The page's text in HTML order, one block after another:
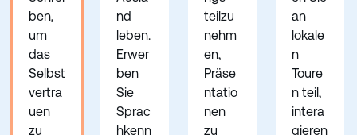
ben,
um
das
Selbst
vertra
uen
zu
nd
leben.
Erwer
ben
Sie
Sprac
hkenn
teilzu
nehm
en,
Präse
ntatio
nen
zu
an
lokale
n
Toure
n teil,
intera
gieren